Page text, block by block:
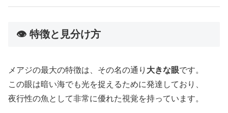
👁️ 特徴と見分け方
メアジの最大の特徴は、その名の通り 大きな眼です。
この眼は暗い海でも光を捉えるために発達しており、
夜行性の魚として非常に優れた視覚を持っています。